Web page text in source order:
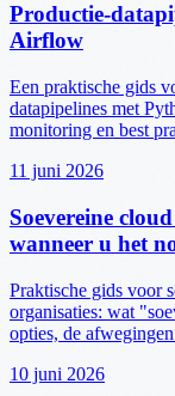
Productie-
Airflow
Een praktische gids
datapipelines met
monitoring en best
11 juni 2026
Soevereine
wanneer u het
Praktische gids voor
organisaties: wat
opties, de
10 juni 2026